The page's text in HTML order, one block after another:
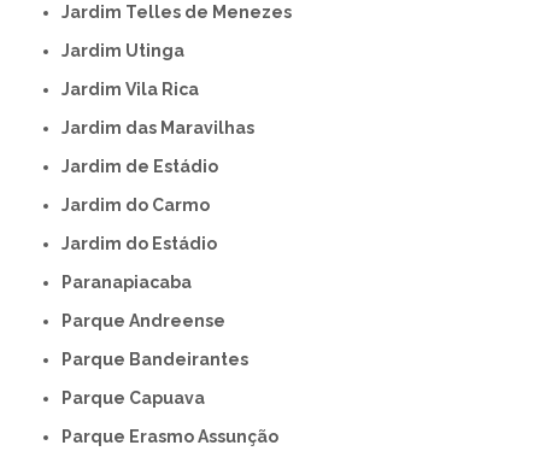
Jardim Telles de Menezes
Jardim Utinga
Jardim Vila Rica
Jardim das Maravilhas
Jardim de Estádio
Jardim do Carmo
Jardim do Estádio
Paranapiacaba
Parque Andreense
Parque Bandeirantes
Parque Capuava
Parque Erasmo Assunção